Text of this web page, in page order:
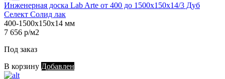
Инженерная доска Lab Arte от 400 до 1500х150х14/3 Дуб
Селект Солид лак
400-1500х150х14 мм
7 656 р/м2
Под заказ
В корзину Добавлен